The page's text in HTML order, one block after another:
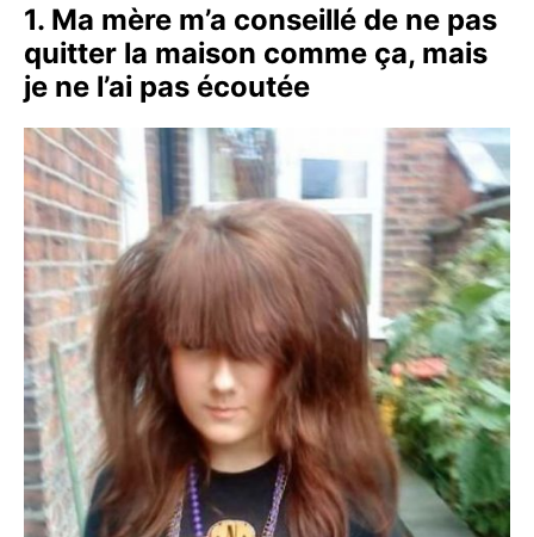
1. Ma mère m’a conseillé de ne pas
quitter la maison comme ça, mais
je ne l’ai pas écoutée